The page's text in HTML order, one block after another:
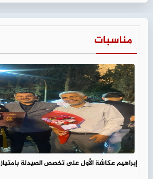
مناسبات
إبراهيم عكاشة الأول على تخصص الصيدلة بامتياز